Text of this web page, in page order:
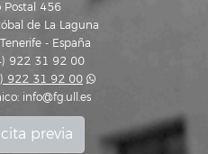
Postal 456
de La Laguna
- España
922 31 92 00
922 31 92 00
info@fg.ull.es
previa